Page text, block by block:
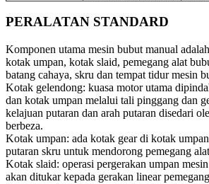
PERALATAN STANDARD
Komponen utama mesin bubut manual
kotak umpan, kotak slaid, pemegang alat
batang cahaya, skru dan tempat tidur mesin
Kotak gelendong: kuasa motor utama
dan kotak umpan melalui tali pinggang dan
kelajuan putaran dan arah putaran disedari
berbeza.
Kotak umpan: ada kotak gear di kotak
putaran skru untuk mendorong pemegang
Kotak slaid: operasi pergerakan umpan
akan ditukar kepada gerakan linear